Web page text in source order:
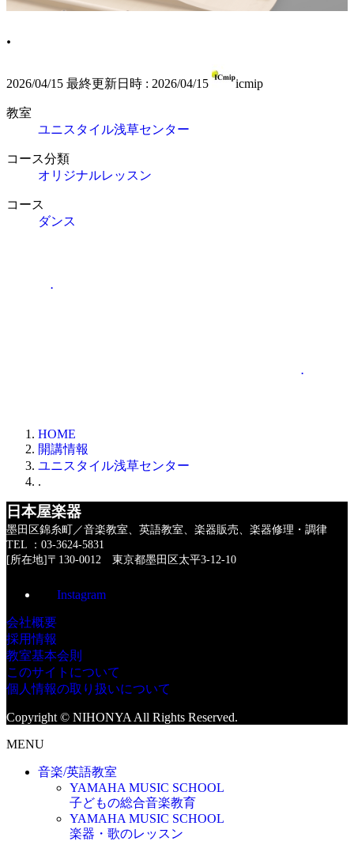
.
2026/04/15 最終更新日時 : 2026/04/15 icmip
教室
ユニスタイル浅草センター
コース分類
オリジナルレッスン
コース
ダンス
.
.
HOME
開講情報
ユニスタイル浅草センター
.
日本屋楽器
墨田区錦糸町／音楽教室、英語教室、楽器販売、楽器修理・調律
TEL ：03-3624-5831
[所在地]〒130-0012 東京都墨田区太平3-12-10
Instagram
会社概要
採用情報
教室基本会則
このサイトについて
個人情報の取り扱いについて
Copyright © NIHONYA All Rights Reserved.
MENU
音楽/英語教室
YAMAHA MUSIC SCHOOL
子どもの総合音楽教育
YAMAHA MUSIC SCHOOL
楽器・歌のレッスン